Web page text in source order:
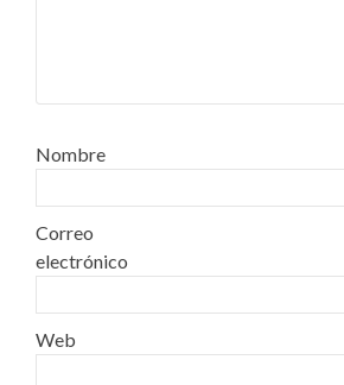
Nombre
Correo
electrónico
Web